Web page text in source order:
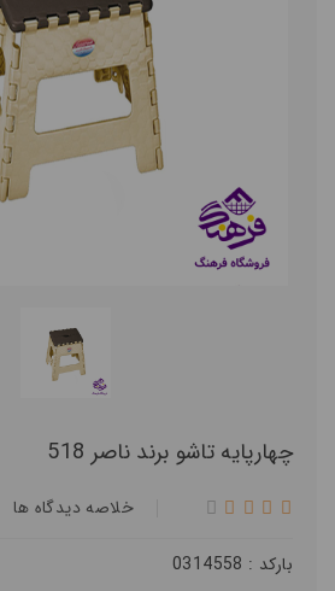
چهارپایه تاشو برند ناصر 518
خلاصه ديدگاه ها
بارکد : 0314558